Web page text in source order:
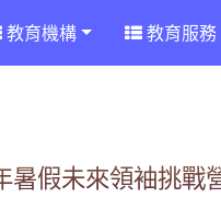
教育機構 教育服務
暑假未來領袖挑戰